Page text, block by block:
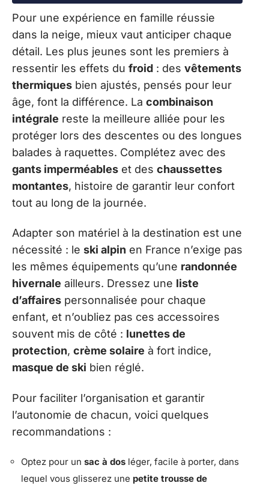
Pour une expérience en famille réussie
dans la neige, mieux vaut anticiper chaque
détail. Les plus jeunes sont les premiers à
ressentir les effets du froid : des vêtements
thermiques bien ajustés, pensés pour leur
âge, font la différence. La combinaison
intégrale reste la meilleure alliée pour les
protéger lors des descentes ou des longues
balades à raquettes. Complétez avec des
gants imperméables et des chaussettes
montantes, histoire de garantir leur confort
tout au long de la journée.
Adapter son matériel à la destination est une
nécessité : le ski alpin en France n’exige pas
les mêmes équipements qu’une randonnée
hivernale ailleurs. Dressez une liste
d’affaires personnalisée pour chaque
enfant, et n’oubliez pas ces accessoires
souvent mis de côté : lunettes de
protection, crème solaire à fort indice,
masque de ski bien réglé.
Pour faciliter l’organisation et garantir
l’autonomie de chacun, voici quelques
recommandations :
Optez pour un sac à dos léger, facile à porter, dans
lequel vous glisserez une petite trousse de